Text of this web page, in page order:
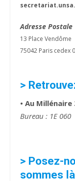
Adresse Postale
13 Place Vendôme
75042 Paris cedex
>
• Au Millénaire
Bureau : 1E 060
> Posez-
sommes